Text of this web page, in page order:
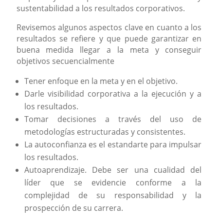
sustentabilidad a los resultados corporativos.
Revisemos algunos aspectos clave en cuanto a los
resultados se refiere y que puede garantizar en
buena medida llegar a la meta y conseguir
objetivos secuencialmente
Tener enfoque en la meta y en el objetivo.
Darle visibilidad corporativa a la ejecución y a
los resultados.
Tomar decisiones a través del uso de
metodologías estructuradas y consistentes.
La autoconfianza es el estandarte para impulsar
los resultados.
Autoaprendizaje. Debe ser una cualidad del
líder que se evidencie conforme a la
complejidad de su responsabilidad y la
prospección de su carrera.